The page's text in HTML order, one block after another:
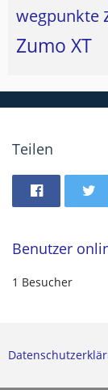
wegpunkte
Zumo XT
Teilen
Benutzer
1 Besucher